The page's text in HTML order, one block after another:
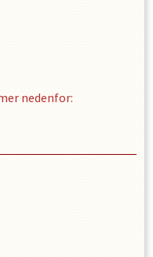
nedenfor: